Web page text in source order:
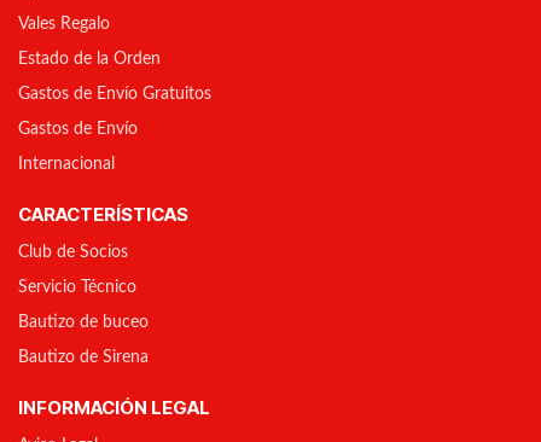
Vales Regalo
Estado de la Orden
Gastos de Envío Gratuitos
Gastos de Envío
Internacional
CARACTERÍSTICAS
Club de Socios
Servicio Técnico
Bautizo de buceo
Bautizo de Sirena
INFORMACIÓN LEGAL